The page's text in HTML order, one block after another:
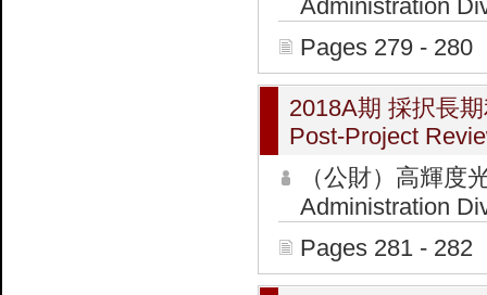
Administration
Pages 279 - 280
2018A期 採択長
Post-Project
（公財）高輝
Administration
Pages 281 - 282